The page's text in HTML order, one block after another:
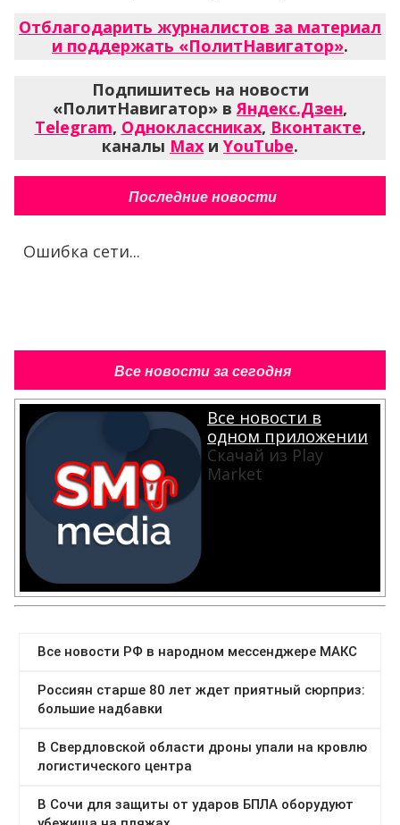
Отблагодарить журналистов за материал
и поддержать «ПолитНавигатор».
Подпишитесь на новости
«ПолитНавигатор» вЯндекс.Дзен,
Telegram, Одноклассниках, Вконтакте,
каналы Max и YouTube.
Последние новости
Ошибка сети...
Все новости за сегодня
Все новости в
одном приложении
Скачай из Play
Market